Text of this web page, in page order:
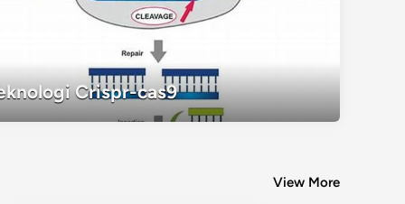
Crispr-cas9
Crispr-cas9
View More